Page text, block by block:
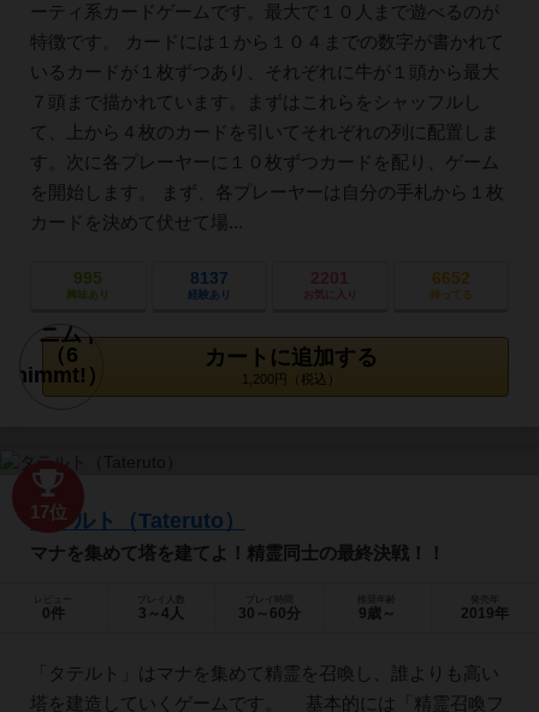
ーティ系カードゲームです。最大で１０人まで遊べるのが
特徴です。 カードには１から１０４までの数字が書かれて
いるカードが１枚ずつあり、それぞれに牛が１頭から最大
７頭まで描かれています。まずはこれらをシャッフルし
て、上から４枚のカードを引いてそれぞれの列に配置しま
す。次に各プレーヤーに１０枚ずつカードを配り、ゲーム
を開始します。 まず、各プレーヤーは自分の手札から１枚
カードを決めて伏せて場...
995
興味あり
8137
経験あり
2201
お気に入り
6652
持ってる
カートに追加する
1,200円（税込）
17位
タテルト（Tateruto）
マナを集めて塔を建てよ！精霊同士の最終決戦！！
0件
プレイ人数
3～4人 30～60分 9歳～ 2019年
「タテルト」はマナを集めて精霊を召喚し、誰よりも高い
塔を建造していくゲームです。 基本的には「精霊召喚フ